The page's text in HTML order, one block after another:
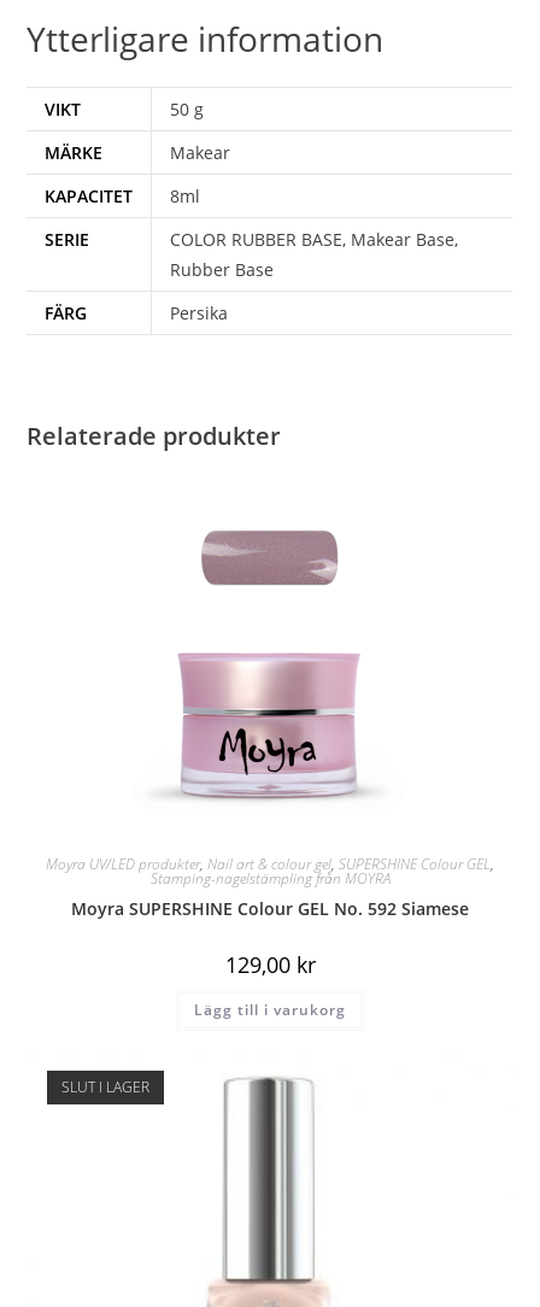
Ytterligare information
VIKT
50 g
MÄRKE
Makear
KAPACITET
8ml
SERIE
COLOR RUBBER BASE, Makear Base,
Rubber Base
FÄRG
Persika
Relaterade produkter
Moyra UV/LED produkter, Nail art & colour gel, SUPERSHINE Colour GEL,
Stamping-nagelstämpling från MOYRA
Moyra SUPERSHINE Colour GEL No. 592 Siamese
129,00 kr
Lägg till i varukorg
SLUT I LAGER